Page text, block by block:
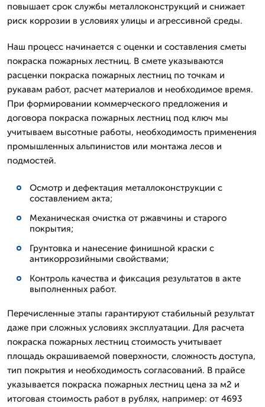
повышает срок службы металлоконструкций и снижает
риск коррозии в условиях улицы и агрессивной среды.
Наш процесс начинается с оценки и составления сметы
покраска пожарных лестниц. В смете указываются
расценки покраска пожарных лестниц по точкам и
рукавам работ, расчет материалов и необходимое время.
При формировании коммерческого предложения и
договора покраска пожарных лестниц под ключ мы
учитываем высотные работы, необходимость применения
промышленных альпинистов или монтажа лесов и
подмостей.
Осмотр и дефектация металлоконструкции с
составлением акта;
Механическая очистка от ржавчины и старого
покрытия;
Грунтовка и нанесение финишной краски с
антикоррозийными свойствами;
Контроль качества и фиксация результатов в акте
выполненных работ.
Перечисленные этапы гарантируют стабильный результат
даже при сложных условиях эксплуатации. Для расчета
покраска пожарных лестниц стоимость учитывает
площадь окрашиваемой поверхности, сложность доступа,
тип покрытия и необходимость согласований. В прайсе
указывается покраска пожарных лестниц цена за м2 и
итоговая стоимость работ в рублях, например: от 4693